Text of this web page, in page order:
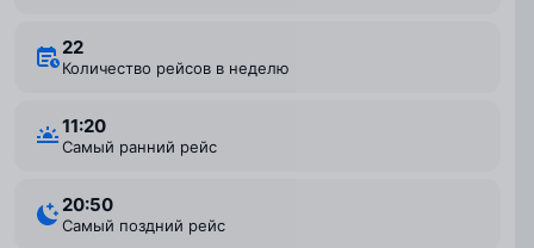
22
Количество рейсов в неделю
11:20
Самый ранний рейс
20:50
Самый поздний рейс